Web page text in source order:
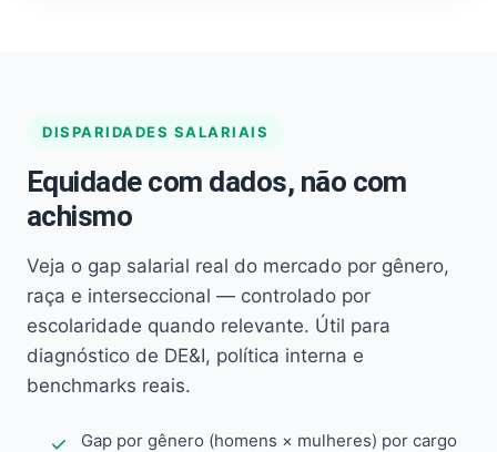
DISPARIDADES SALARIAIS
Equidade com dados, não com
achismo
Veja o gap salarial real do mercado por gênero,
raça e interseccional — controlado por
escolaridade quando relevante. Útil para
diagnóstico de DE&I, política interna e
benchmarks reais.
Gap por gênero (homens × mulheres) por cargo